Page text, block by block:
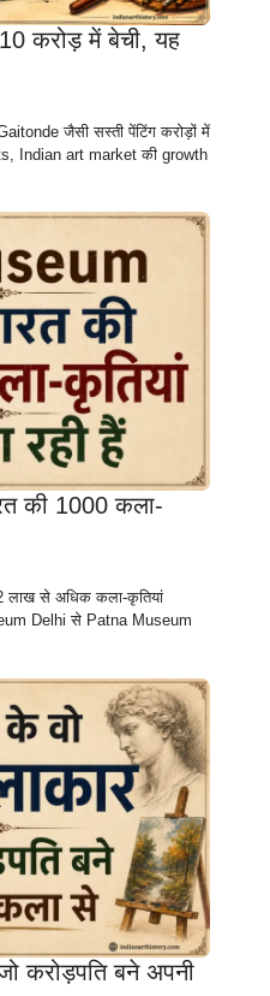
करोड़ में बेची, यह
जैसी सस्ती पेंटिंग करोड़ों में
Indian art market की growth
की 1000 कला-
लाख से अधिक कला-कृतियां
Delhi से Patna Museum
करोड़पति बने अपनी